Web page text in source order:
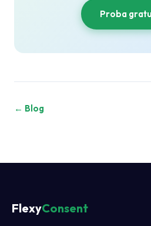
Proba
← Blog
FlexyConsent